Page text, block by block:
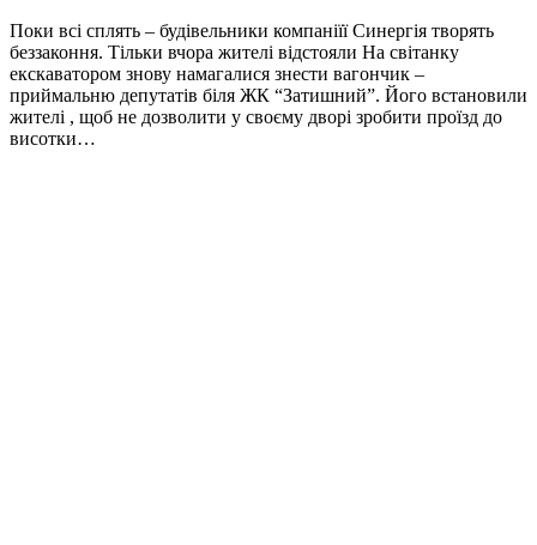
Поки всі сплять – будівельники компаніїї Синергія творять
беззаконня. Тільки вчора жителі відстояли На світанку
екскаватором знову намагалися знести вагончик –
приймальню депутатів біля ЖК “Затишний”. Його встановили
жителі , щоб не дозволити у своєму дворі зробити проїзд до
висотки…